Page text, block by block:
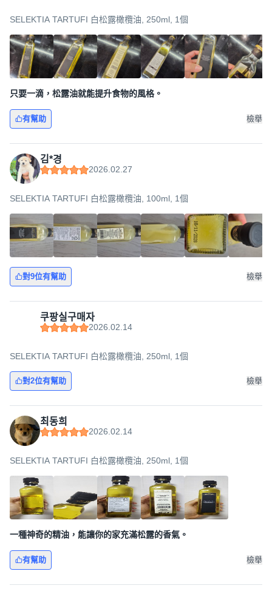
SELEKTIA TARTUFI 白松露橄欖油, 250ml, 1個
只要一滴，松露油就能提升食物的風格。
有幫助 檢舉
김*경
2026.02.27
SELEKTIA TARTUFI 白松露橄欖油, 100ml, 1個
對9位有幫助 檢舉
쿠팡실구매자
2026.02.14
SELEKTIA TARTUFI 白松露橄欖油, 250ml, 1個
對2位有幫助 檢舉
최동희
2026.02.14
SELEKTIA TARTUFI 白松露橄欖油, 250ml, 1個
一種神奇的精油，能讓你的家充滿松露的香氣。
有幫助 檢舉